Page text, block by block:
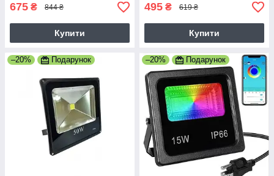
675 ₴ 844 ₴
Купити
495 ₴ 619 ₴
Купити
–20% Подарунок –20% Подарунок